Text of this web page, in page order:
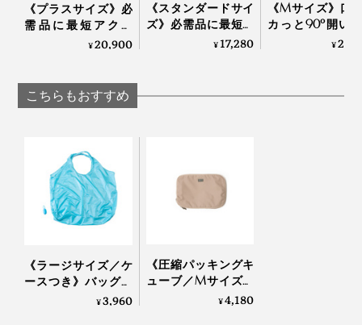
そこから、自立する構造を、“折り紙”のように、紙を折
って検証することで、「斜め折り」から広げると、パッ
と箱型になる折り方を発見。
続けて、布でも自立できる、斜め縫いと生地を模索して
裁縫が得意なメンバーが中心になって、98種類もの生地
《プラスサイズ》必
需品に最短アクセ
ス、誰でも整理上手
¥20,900
《スタンダードサイ
ズ》必需品に最短ア
クセス、誰でも整理
¥17,280
《Mサイズ》口
カっと90°開い
荷物が見える、
¥
こちらもおすすめ
《ラージサイズ／ケ
ースつき》バッグに
ぶら下げて持参忘れ
¥3,960
《圧縮パッキングキ
ューブ／Mサイズ》
『Aww』のスーツケ
¥4,180